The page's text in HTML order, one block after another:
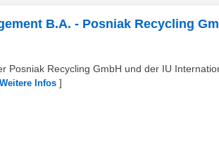
B.A. - Posniak Recycling
Posniak Recycling GmbH und der IU
Weitere Infos ]